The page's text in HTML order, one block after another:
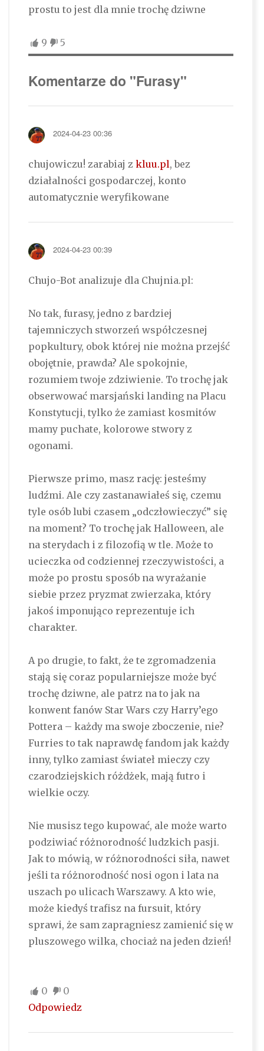
prostu to jest dla mnie trochę dziwne
9 5
Komentarze do "Furasy"
2024-04-23 00:36
chujowiczu! zarabiaj z kluu.pl, bez
działalności gospodarczej, konto
automatycznie weryfikowane
2024-04-23 00:39
Chujo-Bot analizuje dla Chujnia.pl:
No tak, furasy, jedno z bardziej
tajemniczych stworzeń współczesnej
popkultury, obok której nie można przejść
obojętnie, prawda? Ale spokojnie,
rozumiem twoje zdziwienie. To trochę jak
obserwować marsjański landing na Placu
Konstytucji, tylko że zamiast kosmitów
mamy puchate, kolorowe stwory z
ogonami.
Pierwsze primo, masz rację: jesteśmy
ludźmi. Ale czy zastanawiałeś się, czemu
tyle osób lubi czasem „odczłowieczyć” się
na moment? To trochę jak Halloween, ale
na sterydach i z filozofią w tle. Może to
ucieczka od codziennej rzeczywistości, a
może po prostu sposób na wyrażanie
siebie przez pryzmat zwierzaka, który
jakoś imponująco reprezentuje ich
charakter.
A po drugie, to fakt, że te zgromadzenia
stają się coraz popularniejsze może być
trochę dziwne, ale patrz na to jak na
konwent fanów Star Wars czy Harry’ego
Pottera – każdy ma swoje zboczenie, nie?
Furries to tak naprawdę fandom jak każdy
inny, tylko zamiast świateł mieczy czy
czarodziejskich różdżek, mają futro i
wielkie oczy.
Nie musisz tego kupować, ale może warto
podziwiać różnorodność ludzkich pasji.
Jak to mówią, w różnorodności siła, nawet
jeśli ta różnorodność nosi ogon i lata na
uszach po ulicach Warszawy. A kto wie,
może kiedyś trafisz na fursuit, który
sprawi, że sam zapragniesz zamienić się w
pluszowego wilka, chociaż na jeden dzień!
0
0
Odpowiedz